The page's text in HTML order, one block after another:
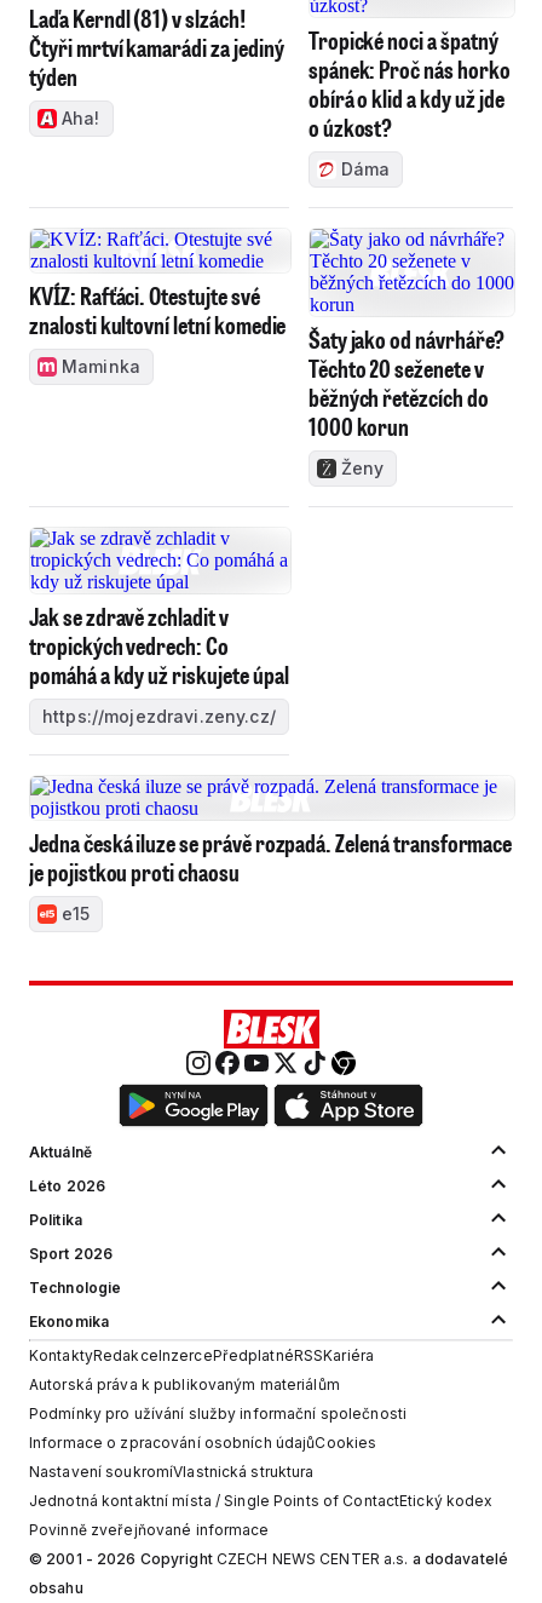
Laďa Kerndl (81) v slzách!
Čtyři mrtví kamarádi za jediný
týden
Aha!
Tropické noci a špatný
spánek: Proč nás horko
obírá o klid a kdy už jde
o úzkost?
Dáma
KVÍZ: Rafťáci. Otestujte své
znalosti kultovní letní komedie
Maminka
Šaty jako od návrháře?
Těchto 20 seženete v
běžných řetězcích do
1000 korun
Ženy
Jak se zdravě zchladit v
tropických vedrech: Co
pomáhá a kdy už riskujete úpal
https://mojezdravi.zeny.cz/
Jedna česká iluze se právě rozpadá. Zelená transformace
je pojistkou proti chaosu
e15
Aktuálně
Léto 2026
Politika
Sport 2026
Technologie
Ekonomika
KontaktyRedakceInzercePředplatnéRSSKariéra
Autorská práva k publikovaným materiálům
Podmínky pro užívání služby informační společnosti
Informace o zpracování osobních údajůCookies
Nastavení soukromíVlastnická struktura
Jednotná kontaktní místa / Single Points of ContactEtický kodex
Povinně zveřejňované informace
© 2001 - 2026 Copyright CZECH NEWS CENTER a.s. a dodavatelé
obsahu